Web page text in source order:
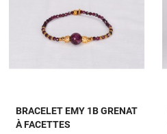
BRACELET EMY 1B GRENAT
À FACETTES